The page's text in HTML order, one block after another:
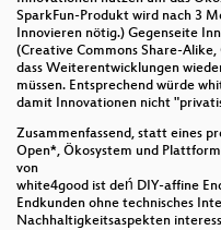
SparkFun-Produkt wird nach 3
Innovieren nötig.) Gegenseite
(Creative Commons Share-
dass Weiterentwicklungen
müssen. Entsprechend würde
damit Innovationen nicht
Zusammenfassend, statt eines
Open*, Ökosystem und
von
white4good ist deń DIY-affine
Endkunden ohne technisches
Nachhaltigkeitsaspekten